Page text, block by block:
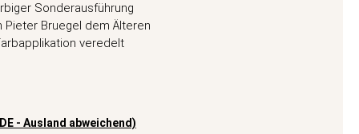
Sonderausführung
Pieter Bruegel dem Älteren
veredelt
- Ausland abweichend)